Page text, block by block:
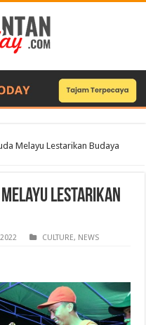
Melayu Lestarikan Budaya
Lestarikan
CULTURE, NEWS